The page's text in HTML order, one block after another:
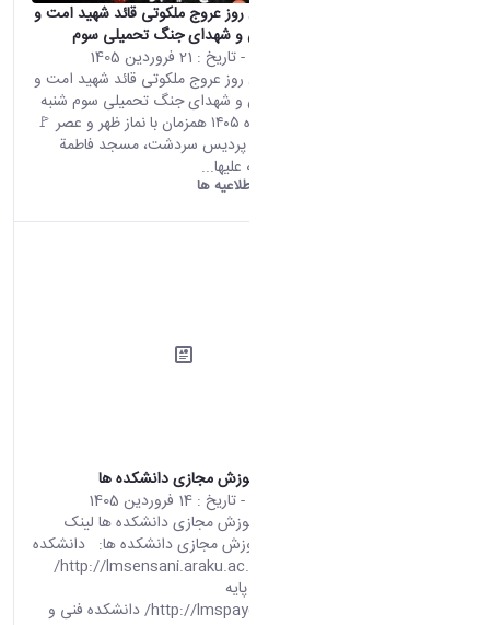
مراسم چهلمین روز عروج ملکوتی قائد شهید امت و
يادبود سرداران و شهدای جنگ تحمیلی سوم
- تاریخ : 21 فروردین 1405
مراسم چهلمین روز عروج ملکوتی قائد شهید امت و
يادبود سرداران و شهدای جنگ تحمیلی سوم شنبه
۲۲ فروردین ماه ۱۴۰۵ همزمان با نماز ظهر و عصر 🚩
دانشگاه اراک، پرديس سردشت، مسجد فاطمة
الزهرا سلام الله علیها...
اطلاعیه ها
لینک سامانه آموزش مجازی دانشکده ها
- تاریخ : 14 فروردین 1405
لینک سامانه آموزش مجازی دانشکده ها لینک
سامانه های آموزش مجازی دانشکده ها: دانشکده
علوم انسانی http://lmsensani.araku.ac.ir/
دانشکده علوم پایه
http://lmspaye.araku.ac.ir/ دانشکده فنی و